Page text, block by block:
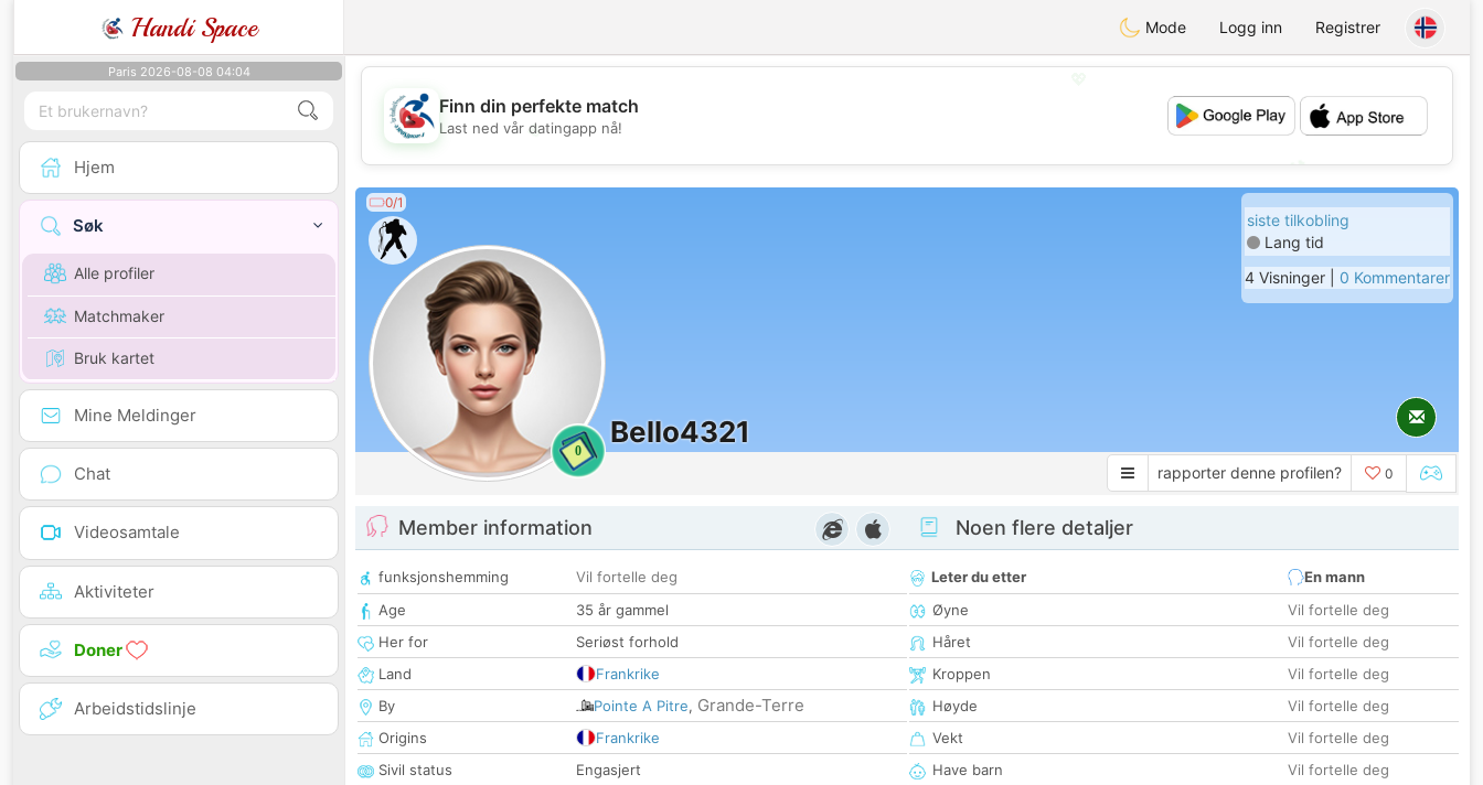
Handi Space Mode Logg inn Registrer
Paris 2026-08-08 04:04
Hjem
Søk
Alle profiler
Matchmaker
Bruk kartet
Mine Meldinger
Chat
Videosamtale
Aktiviteter
Doner
Arbeidstidslinje
💖
💕
Finn din perfekte match
Last ned vår datingapp nå!
0/1
0
Bello4321
siste tilkobling
Lang tid
4 Visninger | 0 Kommentarer
rapporter denne profilen? 0
Member information
funksjonshemming
Vil fortelle deg
Age
35 år gammel
Her for
Seriøst forhold
Land
Frankrike
By
Pointe A Pitre, Grande-Terre
Origins
Frankrike
Sivil status
Engasjert
Noen flere detaljer
Leter du etter
En mann
Øyne
Vil fortelle deg
Håret
Vil fortelle deg
Kroppen
Vil fortelle deg
Høyde
Vil fortelle deg
Vekt
Vil fortelle deg
Have barn
Vil fortelle deg